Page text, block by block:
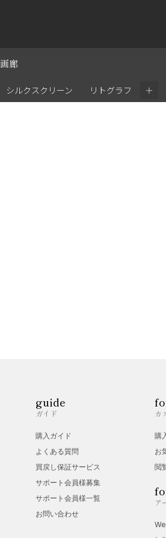
画廊
シルクスクリーン リトグラフ ＋
guide
ガイド
購入ガイド
よくある質問
買戻し保証サービス
サポート会員様募集
サポート会員様一覧
お問い合わせ
カ
購
お
閲
ア